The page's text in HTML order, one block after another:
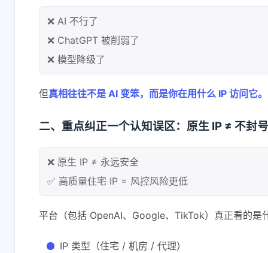
最新评论
无法获取评论，请确认相关配置是否
❌ AI 不行了
❌ ChatGPT 被削弱了
❌ 模型降级了
但真相往往不是 AI 变笨，而是你在用什么 IP 访问它。
二、重点纠正一个认知误区：原生 IP ≠ 不封号
❌ 原生 IP ≠ 永远安全
✅ 高质量住宅 IP = 风控风险更低
平台（包括 OpenAI、Google、TikTok）真正看的是
IP 类型（住宅 / 机房 / 代理）